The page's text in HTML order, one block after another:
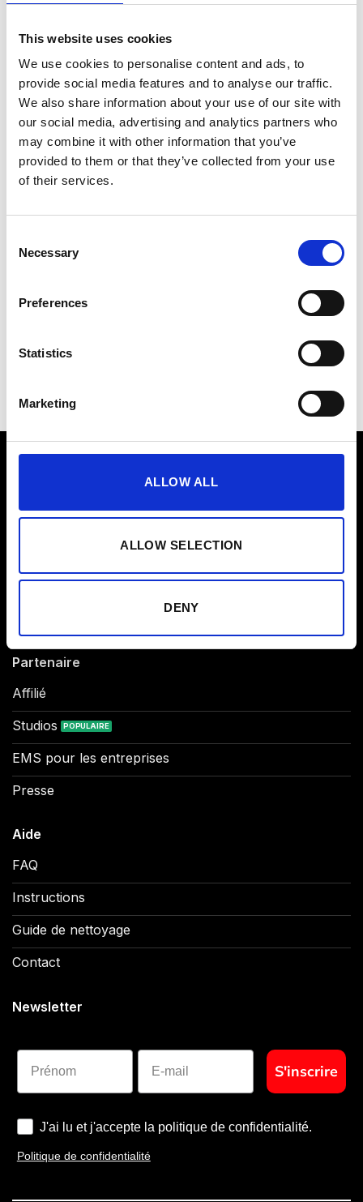
This website uses cookies
We use cookies to personalise content and ads, to
provide social media features and to analyse our traffic.
We also share information about your use of our site with
our social media, advertising and analytics partners who
may combine it with other information that you’ve
provided to them or that they’ve collected from your use
of their services.
Selection
Necessary
Preferences
Statistics
Marketing
ALLOW ALL
ALLOW SELECTION
DENY
! Remarque :
PEPPER Comfort+estexclusivement
disponible lors de l’achat du PEPPER
NOVA Bundle.
personne et à un produit.
enregistrée
produit numérique ; aucun
Combinaison NOVA EMS
Combinaison Original EMS
Abonnement à l'application
Partenaire
Affilié
Studios
EMS pour les entreprises
Presse
Aide
FAQ
Instructions
Guide de nettoyage
Contact
Newsletter
Prénom
S'inscrire
J'ai lu et j'accepte la politique de confidentialité.
Politique de confidentialité